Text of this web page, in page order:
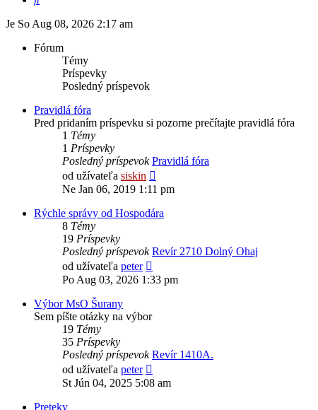
Je So Aug 08, 2026 2:17 am
Fórum
Témy
Príspevky
Posledný príspevok
Pravidlá fóra
Pred pridaním príspevku si pozorne prečítajte pravidlá fóra
1 Témy
1 Príspevky
Posledný príspevok Pravidlá fóra
od užívateľa siskin
posledný
príspevok
Ne Jan 06, 2019 1:11 pm
Rýchle správy od Hospodára
8 Témy
19 Príspevky
Posledný príspevok Revír 2710 Dolný Ohaj
od užívateľa peter
posledný
príspevok
Po Aug 03, 2026 1:33 pm
Výbor MsO Šurany
Sem píšte otázky na výbor
19 Témy
35 Príspevky
Posledný príspevok Revír 1410A.
od užívateľa peter
posledný
St Jún 04, 2025 5:08 am
Preteky